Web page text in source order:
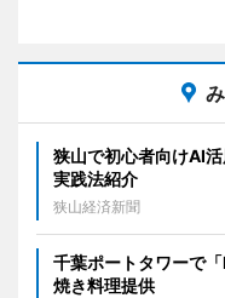
狭山で初心者向けAI
実践法紹介
狭山経済新聞
千葉ポートタワーで
焼き料理提供